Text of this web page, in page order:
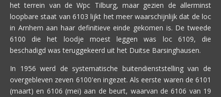
het terrein van de Wpc Tilburg, maar gezien de allerminst
loopbare staat van 6103 lijkt het meer waarschijnlijk dat de loc
in Arnhem aan haar definitieve einde gekomen is. De tweede
6100 die het loodje moest leggen was loc 6109, die
beschadigd was teruggekeerd uit het Duitse Barsinghausen.
In 1956 werd de systematische buitendienststelling van de
overgebleven zeven 6100'en ingezet. Als eerste waren de 6101
(maart) en 6106 (mei) aan de beurt, waarvan de 6106 van 19